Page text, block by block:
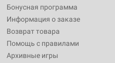
Бонусная программа
Информация о заказе
Возврат товара
Помощь с правилами
Архивные игры